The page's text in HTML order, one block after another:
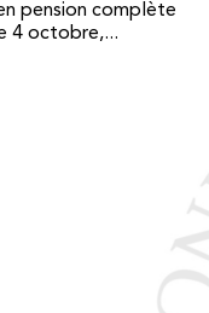
pension complète
4 octobre,...